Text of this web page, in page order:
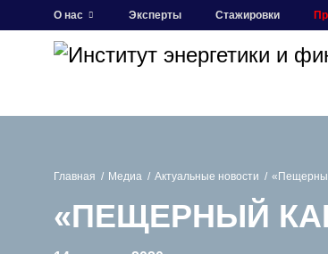
О нас Эксперты Стажировки
Главная Медиа Актуальные новости
«ПЕЩЕРНЫЙ